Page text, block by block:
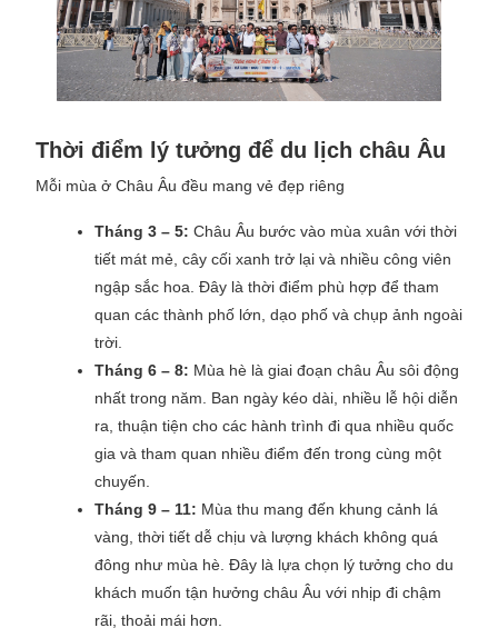
Thời điểm lý tưởng để du lịch châu Âu
Mỗi mùa ở Châu Âu đều mang vẻ đẹp riêng
Tháng 3 – 5: Châu Âu bước vào mùa xuân với thời
tiết mát mẻ, cây cối xanh trở lại và nhiều công viên
ngập sắc hoa. Đây là thời điểm phù hợp để tham
quan các thành phố lớn, dạo phố và chụp ảnh ngoài
trời.
Tháng 6 – 8: Mùa hè là giai đoạn châu Âu sôi động
nhất trong năm. Ban ngày kéo dài, nhiều lễ hội diễn
ra, thuận tiện cho các hành trình đi qua nhiều quốc
gia và tham quan nhiều điểm đến trong cùng một
chuyến.
Tháng 9 – 11: Mùa thu mang đến khung cảnh lá
vàng, thời tiết dễ chịu và lượng khách không quá
đông như mùa hè. Đây là lựa chọn lý tưởng cho du
khách muốn tận hưởng châu Âu với nhịp đi chậm
rãi, thoải mái hơn.